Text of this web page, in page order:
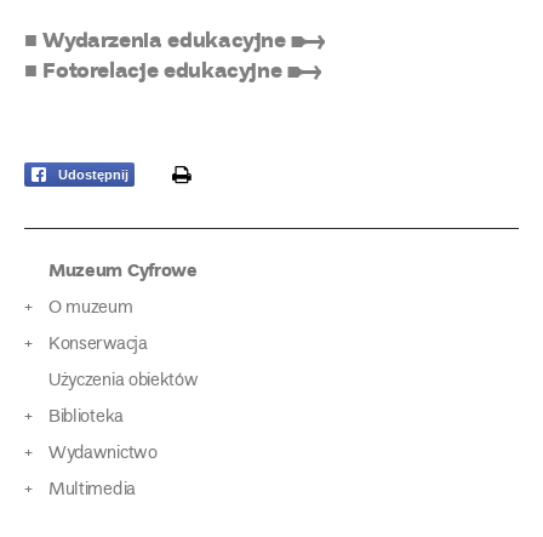
■ Wydarzenia edukacyjne ➸
■ Fotorelacje edukacyjne ➸
Udostępnij print
Muzeum Cyfrowe
O muzeum
Konserwacja
Użyczenia obiektów
Biblioteka
Wydawnictwo
Multimedia